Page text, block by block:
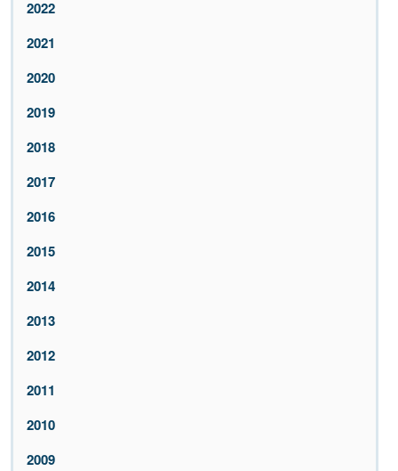
2022
2021
2020
2019
2018
2017
2016
2015
2014
2013
2012
2011
2010
2009